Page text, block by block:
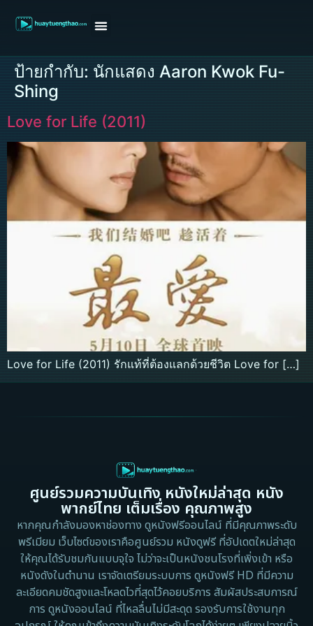
ป้ายกำกับ: นักแสดง Aaron Kwok Fu-
Shing
Love for Life (2011)
Love for Life (2011) รักแท้ที่ต้องแลกด้วยชีวิต Love for […]
ศูนย์รวมความบันเทิง หนังใหม่ล่าสุด หนัง
พากย์ไทย เต็มเรื่อง คุณภาพสูง
หากคุณกำลังมองหาช่องทาง ดูหนังฟรีออนไลน์ ที่มีคุณภาพระดับ
พรีเมียม เว็บไซต์ของเราคือศูนย์รวม หนังดูฟรี ที่อัปเดตใหม่ล่าสุด
ให้คุณได้รับชมกันแบบจุใจ ไม่ว่าจะเป็นหนังชนโรงที่เพิ่งเข้า หรือ
หนังดังในตำนาน เราจัดเตรียมระบบการ ดูหนังฟรี HD ที่มีความ
ละเอียดคมชัดสูงและโหลดไวที่สุดไว้คอยบริการ สัมผัสประสบการณ์
การ ดูหนังออนไลน์ ที่ไหลลื่นไม่มีสะดุด รองรับการใช้งานทุก